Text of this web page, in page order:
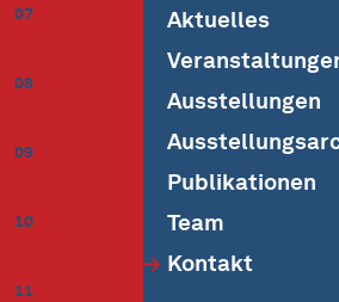
07
08
09
10
11
Aktuelles
Ausstellungen
Publikationen
Team
Kontakt